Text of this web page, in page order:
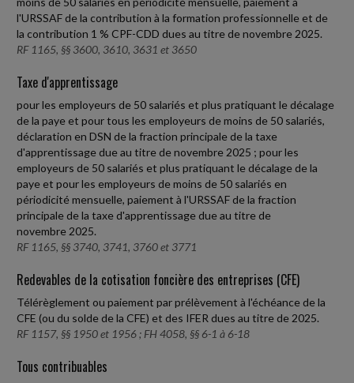
l'URSSAF de la contribution à la formation professionnelle et de
la contribution 1 % CPF-CDD dues au titre de novembre 2025.
RF 1165, §§ 3600, 3610, 3631 et 3650
Taxe d'apprentissage
pour les employeurs de 50 salariés et plus pratiquant le décalage
de la paye et pour tous les employeurs de moins de 50 salariés,
déclaration en DSN de la fraction principale de la taxe
d'apprentissage due au titre de novembre 2025 ; pour les
employeurs de 50 salariés et plus pratiquant le décalage de la
paye et pour les employeurs de moins de 50 salariés en
périodicité mensuelle, paiement à l'URSSAF de la fraction
principale de la taxe d'apprentissage due au titre de
novembre 2025.
RF 1165, §§ 3740, 3741, 3760 et 3771
Redevables de la cotisation foncière des entreprises (CFE)
Télérèglement ou paiement par prélèvement à l'échéance de la
CFE (ou du solde de la CFE) et des IFER dues au titre de 2025.
RF 1157, §§ 1950 et 1956 ; FH 4058, §§ 6-1 à 6-18
Tous contribuables